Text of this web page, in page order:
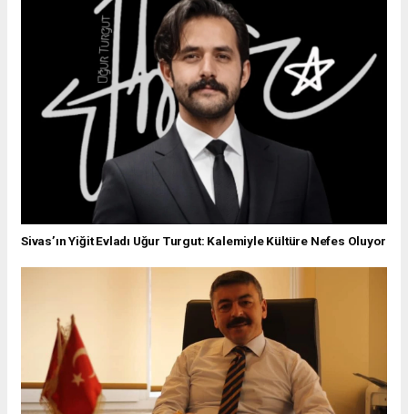
Sivas’ın Yiğit Evladı Uğur Turgut: Kalemiyle Kültüre Nefes Oluyor